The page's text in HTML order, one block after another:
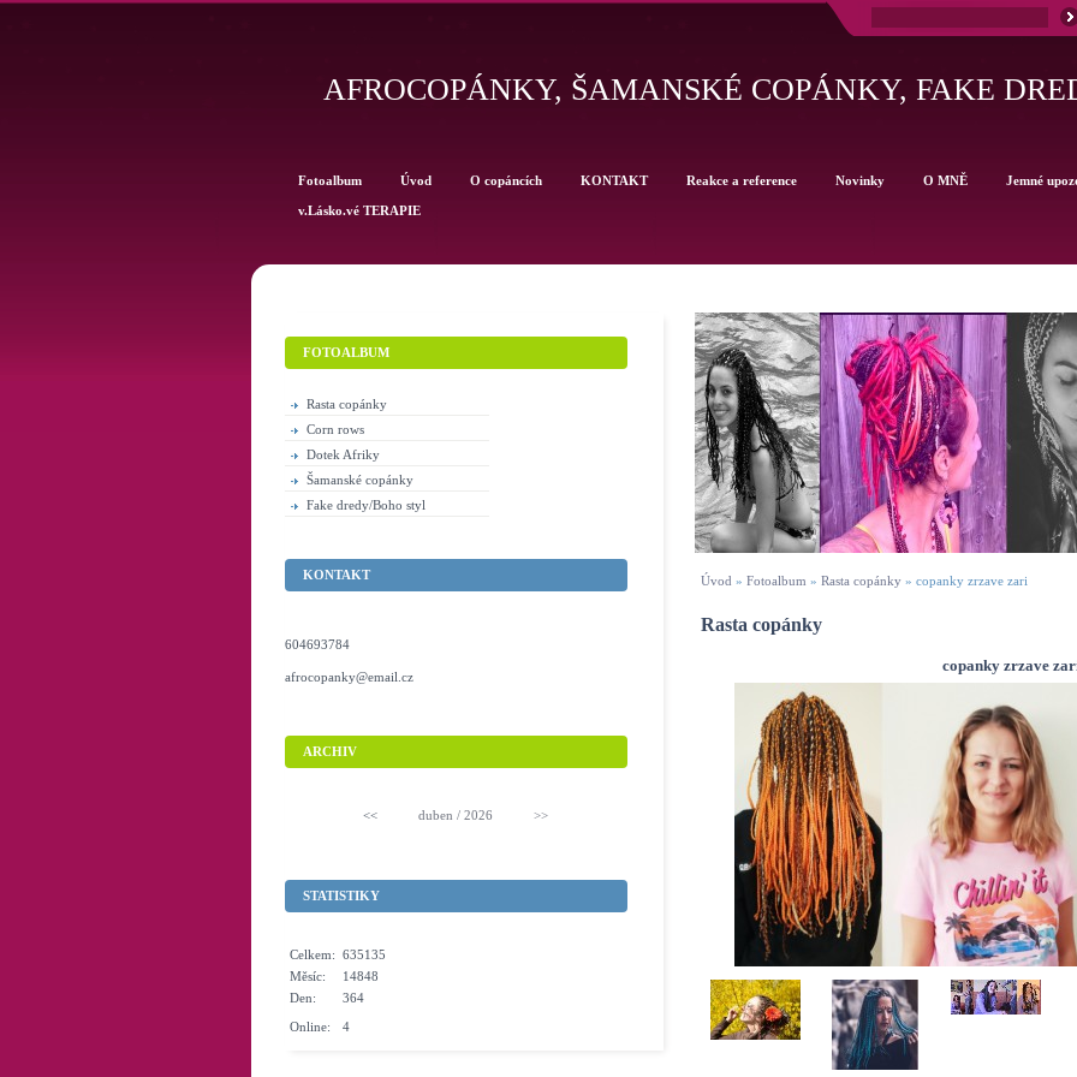
AFROCOPÁNKY, ŠAMANSKÉ COPÁNKY, FAKE
Úvod » Fotoalbum » Rasta copánky » copanky zrzave zari
Rasta copánky
copanky zrzave
Fotoalbum Úvod O copáncích KONTAKT Reakce a reference Novinky O MNĚ Jemné
v.Lásko.vé TERAPIE
FOTOALBUM
Rasta copánky
Corn rows
Dotek Afriky
Šamanské copánky
Fake dredy/Boho styl
KONTAKT
604693784
afrocopanky@email.cz
ARCHIV
<< duben / 2026 >>
STATISTIKY
Online: 4
Celkem: 635135
Měsíc:
14848
Den:
364